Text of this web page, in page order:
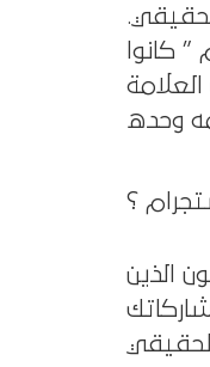
كانوا
؟
الذين